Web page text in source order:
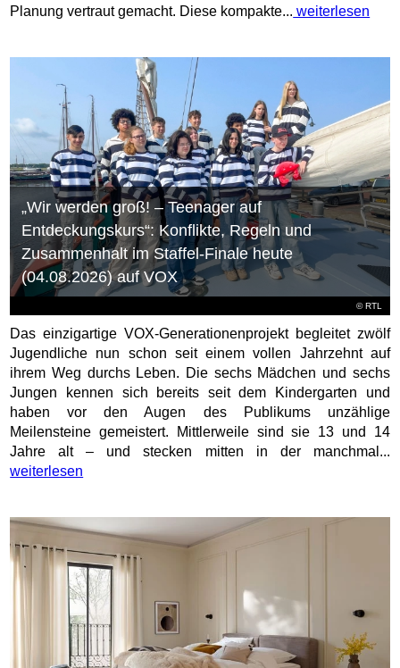
Planung vertraut gemacht. Diese kompakte... weiterlesen
©RTL
„Wir werden groß! – Teenager auf
Entdeckungskurs“: Konflikte, Regeln und
Zusammenhalt im Staffel-Finale heute
(04.08.2026) auf VOX
Das einzigartige VOX-Generationenprojekt begleitet zwölf
Jugendliche nun schon seit einem vollen Jahrzehnt auf
ihrem Weg durchs Leben. Die sechs Mädchen und sechs
Jungen kennen sich bereits seit dem Kindergarten und
haben vor den Augen des Publikums unzählige
Meilensteine gemeistert. Mittlerweile sind sie 13 und 14
Jahre alt – und stecken mitten in der manchmal...
weiterlesen